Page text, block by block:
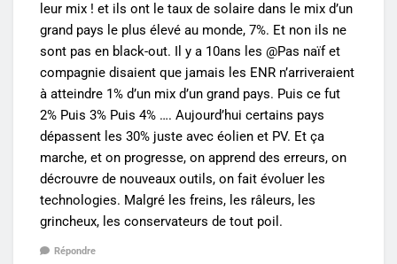
leur mix ! et ils ont le taux de solaire dans le mix d’un
grand pays le plus élevé au monde, 7%. Et non ils ne
sont pas en black-out. Il y a 10ans les @Pas naïf et
compagnie disaient que jamais les ENR n’arriveraient
à atteindre 1% d’un mix d’un grand pays. Puis ce fut
2% Puis 3% Puis 4% …. Aujourd’hui certains pays
dépassent les 30% juste avec éolien et PV. Et ça
marche, et on progresse, on apprend des erreurs, on
décrouvre de nouveaux outils, on fait évoluer les
technologies. Malgré les freins, les râleurs, les
grincheux, les conservateurs de tout poil.
Répondre